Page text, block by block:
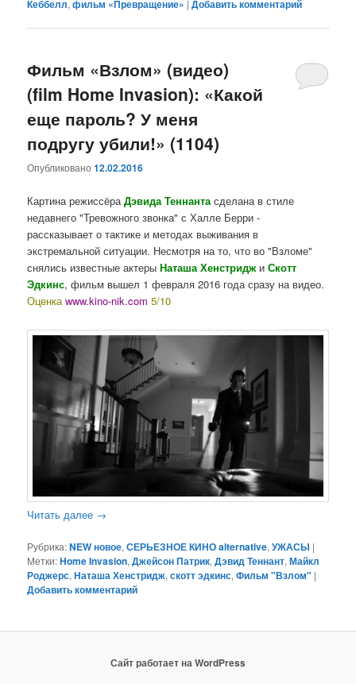
Кеббелл,фильм «Превращение» |Добавить комментарий
Фильм «Взлом» (видео)
(film Home Invasion): «Какой
еще пароль? У меня
подругу убили!» (1104)
Опубликовано12.02.2016
Картина режиссёраДэвида Теннанта сделана в стиле
недавнего "Тревожного звонка" с Халле Берри -
рассказывает о тактике и методах выживания в
экстремальной ситуации. Несмотря на то, что во "Взломе"
снялись известные актерыНаташа Хенстридж иСкотт
Эдкинс, фильм вышел 1 февраля 2016 года сразу на видео.
Оценка www.kino-nik.com5/10
Читать далее →
Рубрика:NEW новое,СЕРЬЕЗНОЕ КИНО alternative,УЖАСЫ |
Метки:Home Invasion,Джейсон Патрик,Дэвид Теннант,Майкл
Роджерс,Наташа Хенстридж,скотт эдкинс,Фильм "Взлом" |
Добавить комментарий
Сайт работает на WordPress